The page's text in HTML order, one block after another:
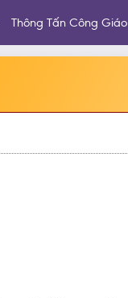
Thông Tấn Công Giáo